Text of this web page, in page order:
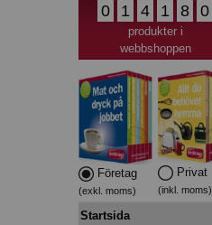
0 1 4 1 8 0
produkter i
webbshoppen
Företag
(exkl. moms)
Privat
(inkl. moms)
Startsida